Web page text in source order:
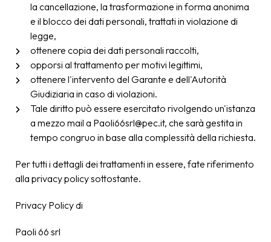
la cancellazione, la trasformazione in forma anonima
e il blocco dei dati personali, trattati in violazione di
legge,
ottenere copia dei dati personali raccolti,
opporsi al trattamento per motivi legittimi,
ottenere l'intervento del Garante e dell'Autorità
Giudiziaria in caso di violazioni.
Tale diritto può essere esercitato rivolgendo un'istanza
a mezzo mail a Paoli66srl@pec.it, che sarà gestita in
tempo congruo in base alla complessità della richiesta.
Per tutti i dettagli dei trattamenti in essere, fate riferimento
alla privacy policy sottostante.
Privacy Policy di
Paoli 66 srl